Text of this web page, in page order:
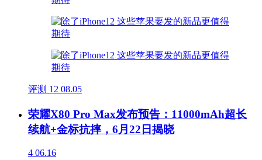
评测 12 08.05
荣耀X80 Pro Max发布预告：11000mAh超长
续航+金标抗摔，6月22日揭晓
4 06.16